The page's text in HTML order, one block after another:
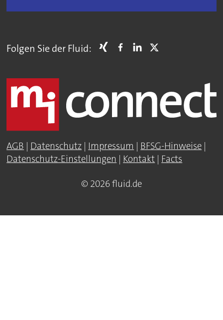
Folgen Sie der Fluid:
AGB Datenschutz Impressum BFSG-Hinweise
Datenschutz-Einstellungen
Kontakt Facts
© 2026 fluid.de